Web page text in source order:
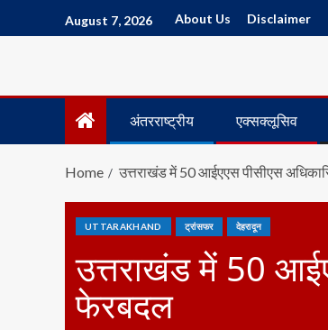
August 7, 2026 About Us Disclaimer
अंतरराष्ट्रीय एक्सक्लूसिव
Home उत्तराखंड में 50 आईएएस पीसीएस
UTTARAKHAND ट्रांसफर देहरादून
उत्तराखंड में 50
फेरबदल